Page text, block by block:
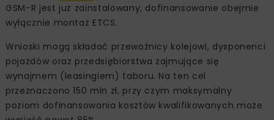
GSM-R jest już zainstalowany, dofinansowanie obejmie
wyłącznie montaż ETCS.
Wnioski mogą składać przewoźnicy kolejowi, dysponenci
pojazdów oraz przedsiębiorstwa zajmujące się
wynajmem (leasingiem) taboru. Na ten cel
przeznaczono 150 mln zł, przy czym maksymalny
poziom dofinansowania kosztów kwalifikowanych może